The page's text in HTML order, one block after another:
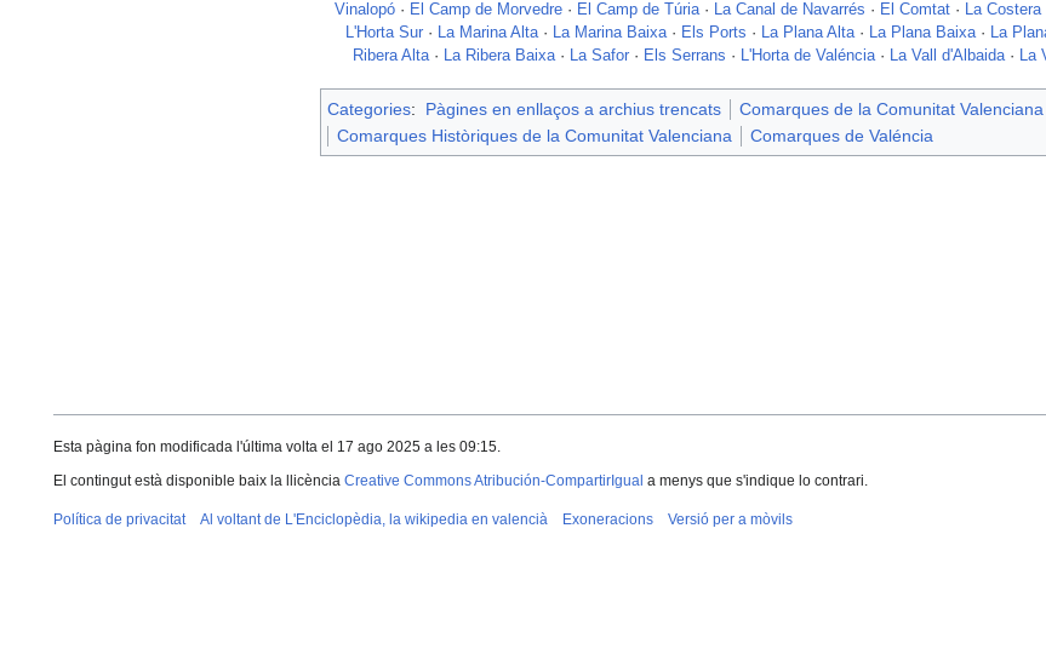
Vinalopó · El Camp de Morvedre · El Camp de Túria· La Canal de Navarrés · El Comtat · La Costera
L'Horta Sur · La Marina Alta· La Marina Baixa· Els Ports · La Plana Alta· La Plana Baixa· La
Ribera Alta· La Ribera Baixa· La Safor· Els Serrans · L'Horta de Valéncia· La Vall d'Albaida· La
Categories: Pàgines en enllaços a archius trencats
Comarques de la Comunitat Valenciana
Comarques Històriques de la Comunitat Valenciana
Comarques de Valéncia
Esta pàgina fon modificada l'última volta el 17 ago 2025 a les 09:15.
El contingut està disponible baix la llicència Creative Commons Atribución-CompartirIgual a menys que s'indique lo contrari.
Política de privacitat Al voltant de L'Enciclopèdia, la wikipedia en valencià Exoneracions Versió per a mòvils